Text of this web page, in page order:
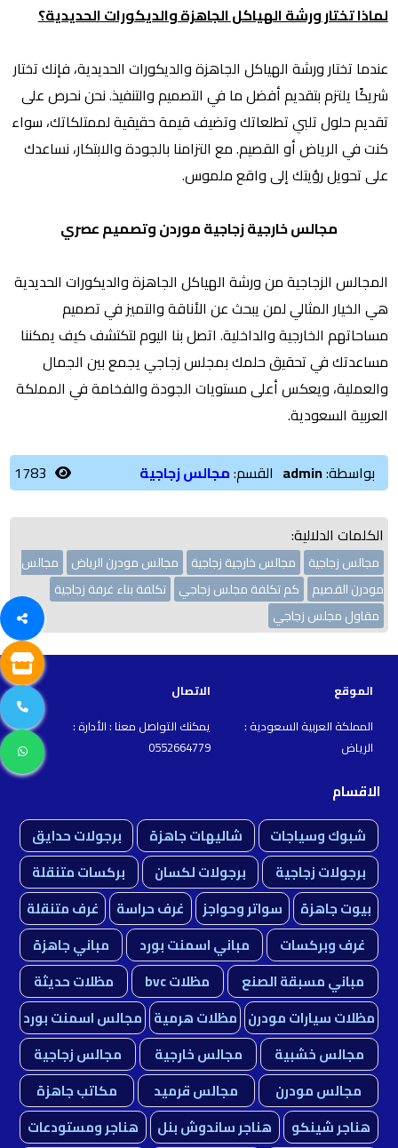
لماذا تختار ورشة الهياكل الجاهزة والديكورات الحديدية؟
عندما تختار ورشة الهياكل الجاهزة والديكورات الحديدية، فإنك تختار
شريكًا يلتزم بتقديم أفضل ما في التصميم والتنفيذ. نحن نحرص على
تقديم حلول تلبي تطلعاتك وتضيف قيمة حقيقية لممتلكاتك، سواء
كنت في الرياض أو القصيم. مع التزامنا بالجودة والابتكار، نساعدك
على تحويل رؤيتك إلى واقع ملموس.
مجالس خارجية زجاجية موردن وتصميم عصري
المجالس الزجاجية من ورشة الهياكل الجاهزة والديكورات الحديدية
هي الخيار المثالي لمن يبحث عن الأناقة والتميز في تصميم
مساحاتهم الخارجية والداخلية. اتصل بنا اليوم لتكتشف كيف يمكننا
مساعدتك في تحقيق حلمك بمجلس زجاجي يجمع بين الجمال
والعملية، ويعكس أعلى مستويات الجودة والفخامة في المملكة
العربية السعودية.
بواسطة:admin القسم:مجالس زجاجية 1783
الكلمات الدلالية:
مجالس زجاجية مجالس خارجية زجاجية مجالس مودرن الرياض
مجالس
مودرن القصيم
كم تكلفة مجلس زجاجي تكلفة بناء غرفة زجاجية
مقاول مجلس زجاجي
الموقع
الاتصال
المملكة العربية السعودية :
الرياض
يمكنك التواصل معنا : الأدارة :
0552664779
الاقسام
شبوك وسياجات
شاليهات جاهزة
برجولات حدايق
برجولات زجاجية
برجولات لكسان
بركسات متنقلة
بيوت جاهزة
سواتر وحواجز غرف حراسة
غرف متنقلة
غرف وبركسات
مباني اسمنت بورد
مباني جاهزة
مباني مسبقة الصنع
مظلات bvc
مظلات حديثة
مظلات سيارات مودرن مظلات هرمية مجالس اسمنت بورد
مجالس خشبية
مجالس خارجية
مجالس زجاجية
مجالس مودرن
مجالس قرميد
مكاتب جاهزة
هناجر شينكو
هناجر ساندوش بنل هناجر ومستودعات